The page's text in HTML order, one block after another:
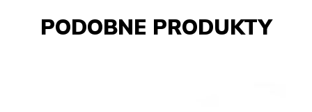
PODOBNE PRODUKTY